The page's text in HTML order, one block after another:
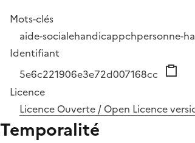
Mots-clés
aide-socialehandicappchpersonne-
Identifiant
5e6c221906e3e72d007168cc
Licence
Licence Ouverte / Open Licence
Temporalité